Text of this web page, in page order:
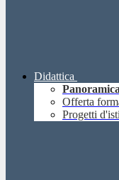
Didattica
Panoramica
Offerta
Progetti